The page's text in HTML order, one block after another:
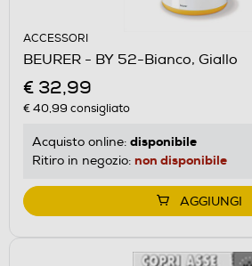
ACCESSORI
BEURER - BY 52-Bianco, Giallo
€ 32,99
€ 40,99 consigliato
Acquisto online: disponibile
Ritiro in negozio: non disponibile
AGGIUNGI